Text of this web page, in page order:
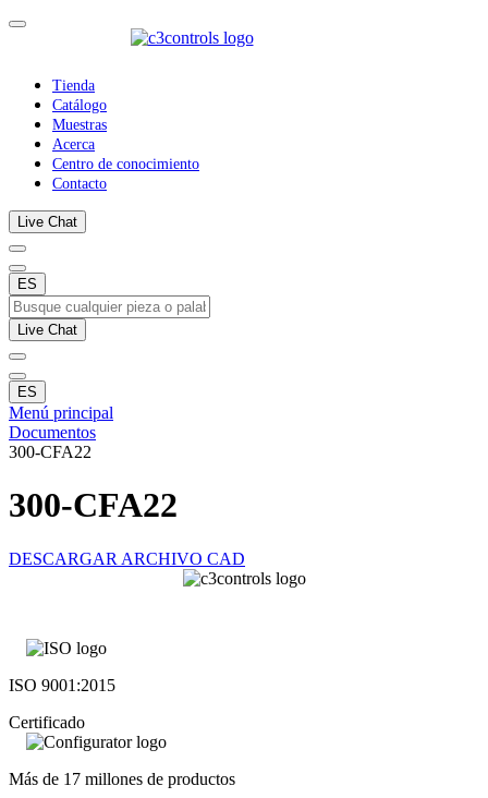
Tienda
Catálogo
Muestras
Acerca
Centro de conocimiento
Contacto
Live Chat
ES
Live Chat
ES
Menú principal
Documentos
300-CFA22
300-CFA22
DESCARGAR ARCHIVO CAD
ISO 9001:2015
Certificado
Más de 17 millones de productos